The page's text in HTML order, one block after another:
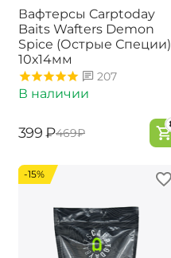
Вафтерсы Carptoday
Baits Wafters Demon
Spice (Острые Специи)
10х14мм
207
В наличии
‍399‍ ₽‍469‍₽
-15%